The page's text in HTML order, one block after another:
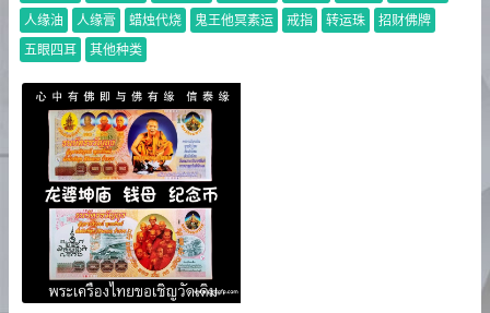
人缘油
人缘膏 蜡烛代烧 鬼王他冥素运 戒指 转运珠
招财佛牌
五眼四耳
其他种类